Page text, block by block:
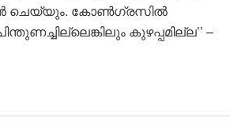
ചെയ്യും. കോൺഗ്രസിൽ
കുഴപ്പമില്ല’’ –